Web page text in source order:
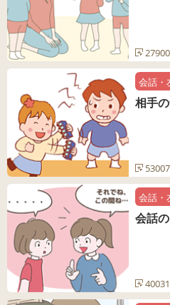
会話・
相手
会話・
会話